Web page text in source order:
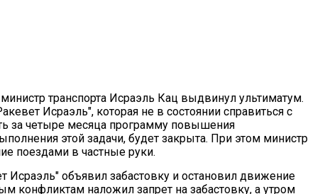
транспорта Исраэль Кац выдвинул ультиматум.
Исраэль", которая не в состоянии справиться с
за четыре месяца программу повышения
этой задачи, будет закрыта. При этом министр
поездами в частные руки.
Исраэль" объявил забастовку и остановил движение
конфликтам наложил запрет на забастовку, а утром